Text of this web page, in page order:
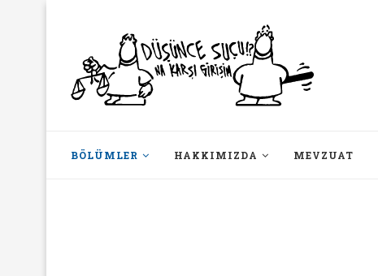
BÖLÜMLER HAKKIMIZDA MEVZUAT